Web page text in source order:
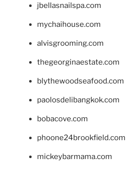
jbellasnailspa.com
mychaihouse.com
alvisgrooming.com
thegeorginaestate.com
blythewoodseafood.com
paolosdelibangkok.com
bobacove.com
phoone24brookfield.com
mickeybarmama.com